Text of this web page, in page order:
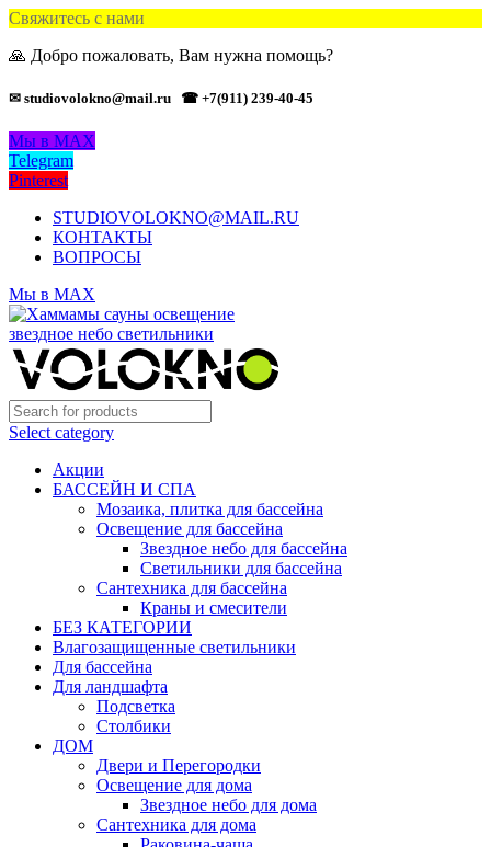
Свяжитесь с нами
🙏 Добро пожаловать, Вам нужна помощь?
✉ studiovolokno@mail.ru ☎ +7(911) 239-40-45
Мы в MAX
Telegram
Pinterest
STUDIOVOLOKNO@MAIL.RU
КОНТАКТЫ
ВОПРОСЫ
Мы в MAX
Select category
Акции
БАССЕЙН И СПА
Мозаика, плитка для бассейна
Освещение для бассейна
Звездное небо для бассейна
Светильники для бассейна
Сантехника для бассейна
Краны и смесители
БЕЗ КАТЕГОРИИ
Влагозащищенные светильники
Для бассейна
Для ландшафта
Подсветка
Столбики
ДОМ
Двери и Перегородки
Освещение для дома
Звездное небо для дома
Сантехника для дома